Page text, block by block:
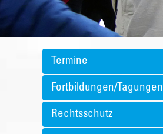
Termine
Fortbildungen/Tagungen
Rechtsschutz